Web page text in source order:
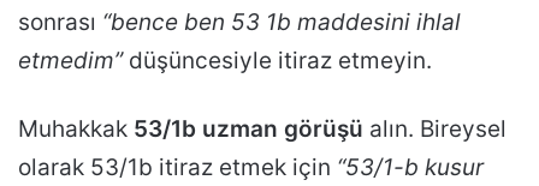
sonrası “bence ben 53 1b maddesini ihlal
etmedim”düşüncesiyle itiraz etmeyin.
Muhakkak 53/1b uzman görüşü alın. Bireysel
olarak 53/1b itiraz etmek için “53/1-b kusur